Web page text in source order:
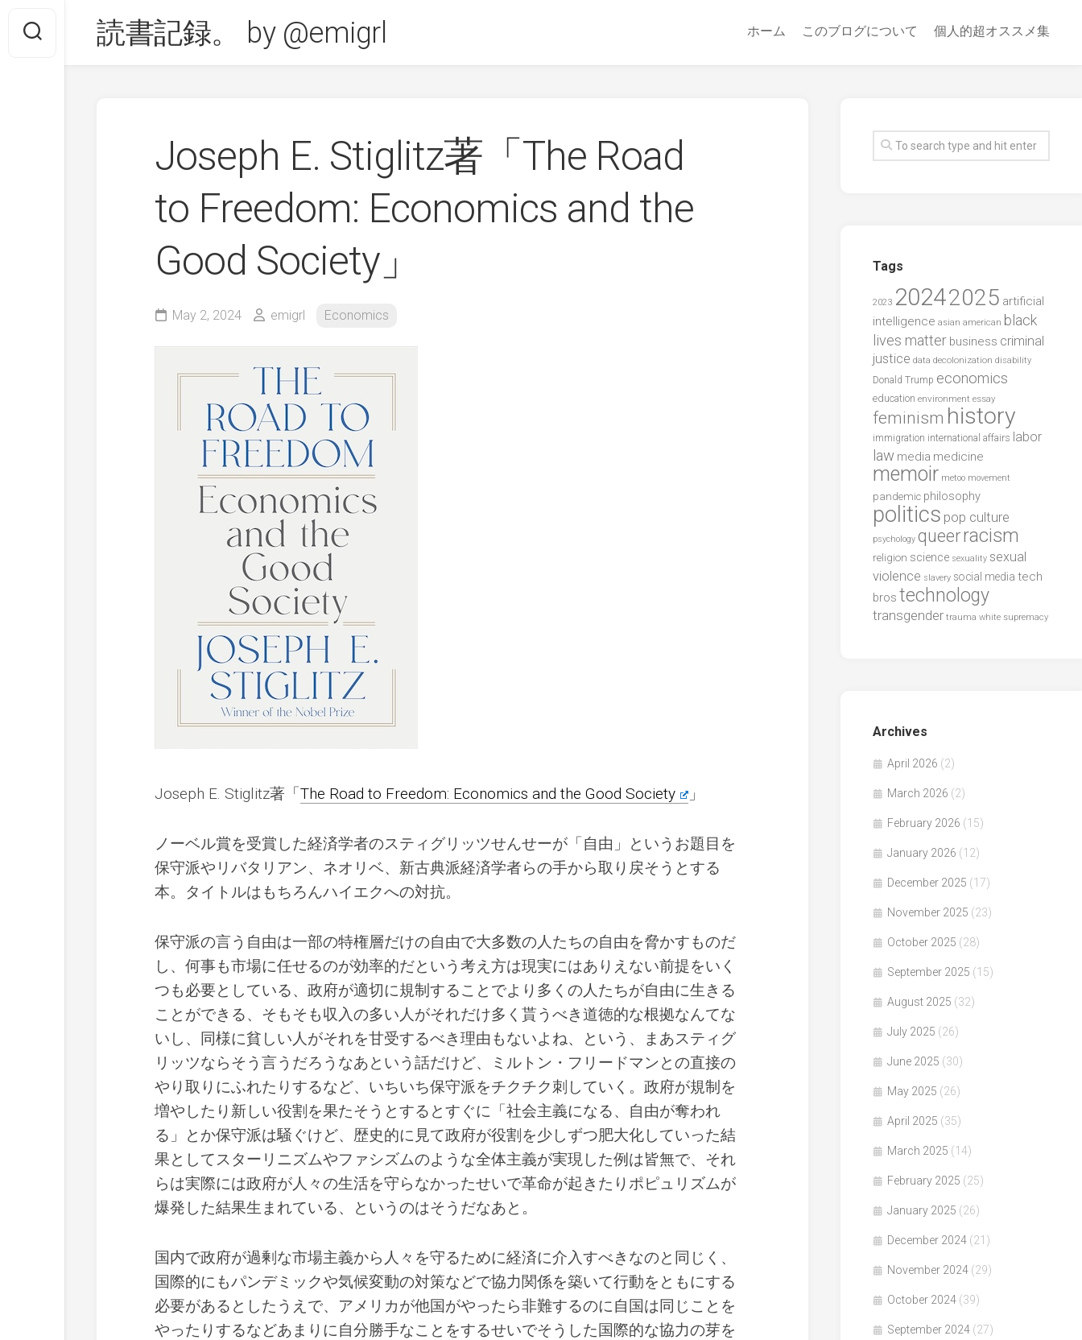
content
読書記録。 by @emigrl ホーム このブログについて 個人的超オススメ集
Joseph E. Stiglitz著「The Road
to Freedom: Economics and the
Good Society」
May 2, 2024 emigrl Economics
Joseph E. Stiglitz著「The Road to Freedom: Economics and the Good Society 」
ノーベル賞を受賞した経済学者のスティグリッツせんせーが「自由」というお題目を
保守派やリバタリアン、ネオリベ、新古典派経済学者らの手から取り戻そうとする
本。タイトルはもちろんハイエクへの対抗。
保守派の言う自由は一部の特権層だけの自由で大多数の人たちの自由を脅かすものだ
し、何事も市場に任せるのが効率的だという考え方は現実にはありえない前提をいく
つも必要としている、政府が適切に規制することでより多くの人たちが自由に生きる
ことができる、そもそも収入の多い人がそれだけ多く貰うべき道徳的な根拠なんてな
いし、同様に貧しい人がそれを甘受するべき理由もないよね、という、まあスティグ
リッツならそう言うだろうなあという話だけど、ミルトン・フリードマンとの直接の
やり取りにふれたりするなど、いちいち保守派をチクチク刺していく。政府が規制を
増やしたり新しい役割を果たそうとするとすぐに「社会主義になる、自由が奪われ
る」とか保守派は騒ぐけど、歴史的に見て政府が役割を少しずつ肥大化していった結
果としてスターリニズムやファシズムのような全体主義が実現した例は皆無で、それ
らは実際には政府が人々の生活を守らなかったせいで革命が起きたりポピュリズムが
爆発した結果生まれている、というのはそうだなあと。
国内で政府が過剰な市場主義から人々を守るために経済に介入すべきなのと同じく、
国際的にもパンデミックや気候変動の対策などで協力関係を築いて行動をともにする
必要があるとしたうえで、アメリカが他国がやったら非難するのに自国は同じことを
やったりするなどあまりに自分勝手なことをするせいでそうした国際的な協力の芽を
Tags
2023 20242025 artificial
intelligence asian american black
lives matter business criminal
justice data decolonization disability
Donald Trump economics
education environment essay
feminism history
immigration international affairs labor
law media medicine
memoir metoo movement
pandemic philosophy
politics pop culture
psychology queerracism
religion science sexuality sexual
violence slavery social media tech
bros technology
transgender trauma white supremacy
Archives
April 2026 (2)
March 2026 (2)
February 2026 (15)
January 2026 (12)
December 2025 (17)
November 2025 (23)
October 2025 (28)
September 2025 (15)
August 2025 (32)
July 2025 (26)
June 2025 (30)
May 2025 (26)
April 2025 (35)
March 2025 (14)
February 2025 (25)
January 2025 (26)
December 2024 (21)
November 2024 (29)
October 2024 (39)
September 2024 (27)